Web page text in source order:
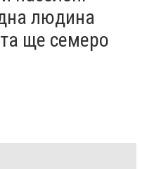
людина
ще семеро